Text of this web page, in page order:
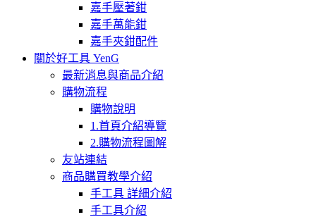
嘉手壓著鉗
嘉手萬能鉗
嘉手夾鉗配件
關於好工具 YenG
最新消息與商品介紹
購物流程
購物說明
1.首頁介紹導覽
2.購物流程圖解
友站連結
商品購買教學介紹
手工具 詳細介紹
手工具介紹